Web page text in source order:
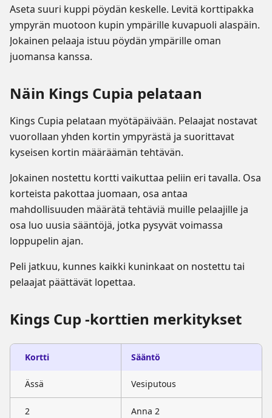
Aseta suuri kuppi pöydän keskelle. Levitä korttipakka
ympyrän muotoon kupin ympärille kuvapuoli alaspäin.
Jokainen pelaaja istuu pöydän ympärille oman
juomansa kanssa.
Näin Kings Cupia pelataan
Kings Cupia pelataan myötäpäivään. Pelaajat nostavat
vuorollaan yhden kortin ympyrästä ja suorittavat
kyseisen kortin määräämän tehtävän.
Jokainen nostettu kortti vaikuttaa peliin eri tavalla. Osa
korteista pakottaa juomaan, osa antaa
mahdollisuuden määrätä tehtäviä muille pelaajille ja
osa luo uusia sääntöjä, jotka pysyvät voimassa
loppupelin ajan.
Peli jatkuu, kunnes kaikki kuninkaat on nostettu tai
pelaajat päättävät lopettaa.
Kings Cup -korttien merkitykset
Kortti Sääntö
Ässä Vesiputous
2 Anna 2